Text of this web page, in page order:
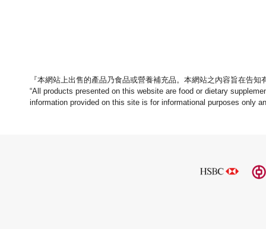
『本網站上出售的產品乃食品或營養補充品。 本網站之內容旨在告知
“All products presented on this website are food or dietary
information provided on this site is for informational purposes only